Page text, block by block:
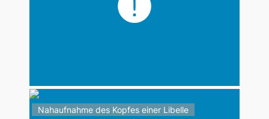
Nahaufnahme des Kopfes einer Libelle